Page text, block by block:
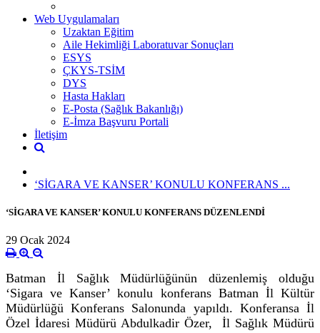
Web Uygulamaları
Uzaktan Eğitim
Aile Hekimliği Laboratuvar Sonuçları
ESYS
ÇKYS-TSİM
DYS
Hasta Hakları
E-Posta (Sağlık Bakanlığı)
E-İmza Başvuru Portali
İletişim
‘SİGARA VE KANSER’ KONULU KONFERANS ...
‘SİGARA VE KANSER’ KONULU KONFERANS DÜZENLENDİ
29 Ocak 2024
Batman İl Sağlık Müdürlüğünün düzenlemiş olduğu
‘Sigara ve Kanser’ konulu konferans Batman İl Kültür
Müdürlüğü Konferans Salonunda yapıldı. Konferansa İl
Özel İdaresi Müdürü Abdulkadir Özer, İl Sağlık Müdürü